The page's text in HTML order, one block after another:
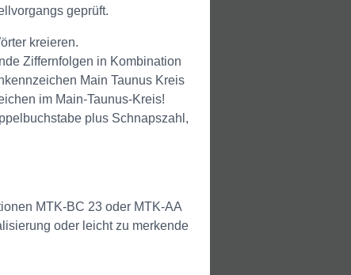
geprüft.
kreieren.
Ziffernfolgen in Kombination
Main Taunus Kreis
im Main-Taunus-Kreis!
plus Schnapszahl,
MTK-BC 23 oder MTK-AA
oder leicht zu merkende